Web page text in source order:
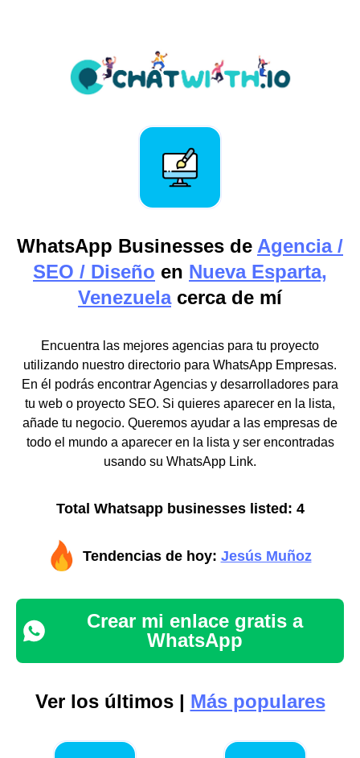
WhatsApp Businesses de Agencia /
SEO / Diseño en Nueva Esparta,
Venezuelacerca de mí
Encuentra las mejores agencias para tu proyecto
utilizando nuestro directorio para WhatsApp Empresas.
En él podrás encontrar Agencias y desarrolladores para
tu web o proyecto SEO. Si quieres aparecer en la lista,
añade tu negocio. Queremos ayudar a las empresas de
todo el mundo a aparecer en la lista y ser encontradas
usando su WhatsApp Link.
Total Whatsapp businesses listed: 4
Tendencias de hoy: Jesús Muñoz
Crear mi enlace gratis a
WhatsApp
Ver los últimos | Más populares